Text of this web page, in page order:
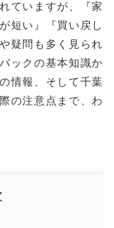
ていますが、『家
短い』『買い戻し
疑問も多く見られ
ックの基本知識か
情報、そして千葉
の注意点まで、わ